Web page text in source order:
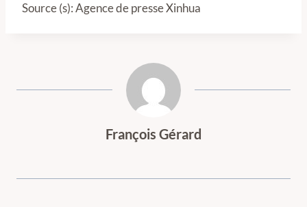
Source (s): Agence de presse Xinhua
François Gérard